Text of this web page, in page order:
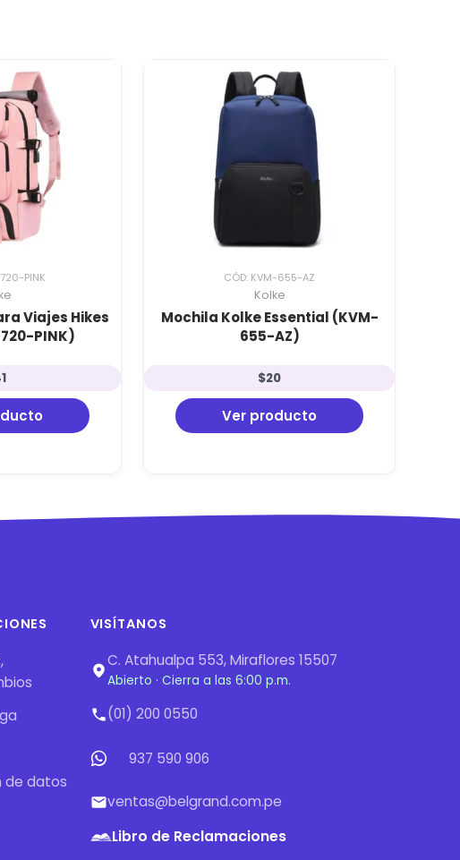
PINK
Viajes Hikes
PINK)
CÓD: KVM-655-AZ
Kolke
Mochila Kolke Essential (KVM-
655-AZ)
$20
Ver producto
de datos
VISÍTANOS
C. Atahualpa 553, Miraflores 15507
Abierto · Cierra a las 6:00 p.m.
(01) 200 0550
937 590 906
ventas@belgrand.com.pe
Libro de Reclamaciones